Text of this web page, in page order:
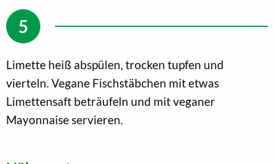
Limette heiß abspülen, trocken tupfen und
vierteln. Vegane Fischstäbchen mit etwas
Limettensaft beträufeln und mit veganer
Mayonnaise servieren.